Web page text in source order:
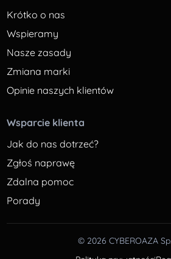
Krótko o nas
Wspieramy
Nasze zasady
Zmiana marki
Opinie naszych klientów
Wsparcie klienta
Jak do nas dotrzeć?
Zgłoś naprawę
Zdalna pomoc
Porady
© 2026 CYBEROAZA